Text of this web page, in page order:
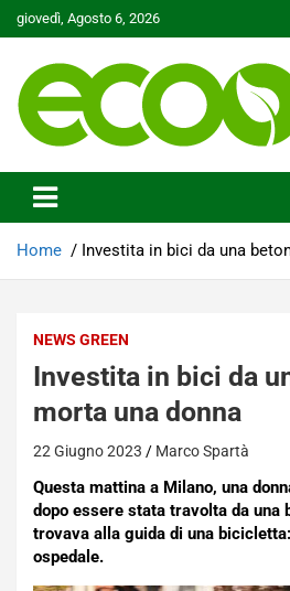
Skip
to
giovedì, Agosto 6, 2026
Ecoo.it
Home Investita in bici da una
NEWS GREEN
Investita in bici da
morta una donna
22 Giugno 2023 Marco Spartà
Questa mattina a Milano, una
dopo essere stata travolta da una
trovava alla guida di una
ospedale.